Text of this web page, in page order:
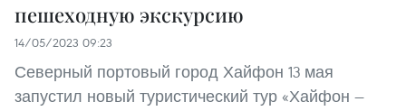
пешеходную экскурсию
14/05/2023 09:23
Северный портовый город Хайфон 13 мая
запустил новый туристический тур «Хайфон —